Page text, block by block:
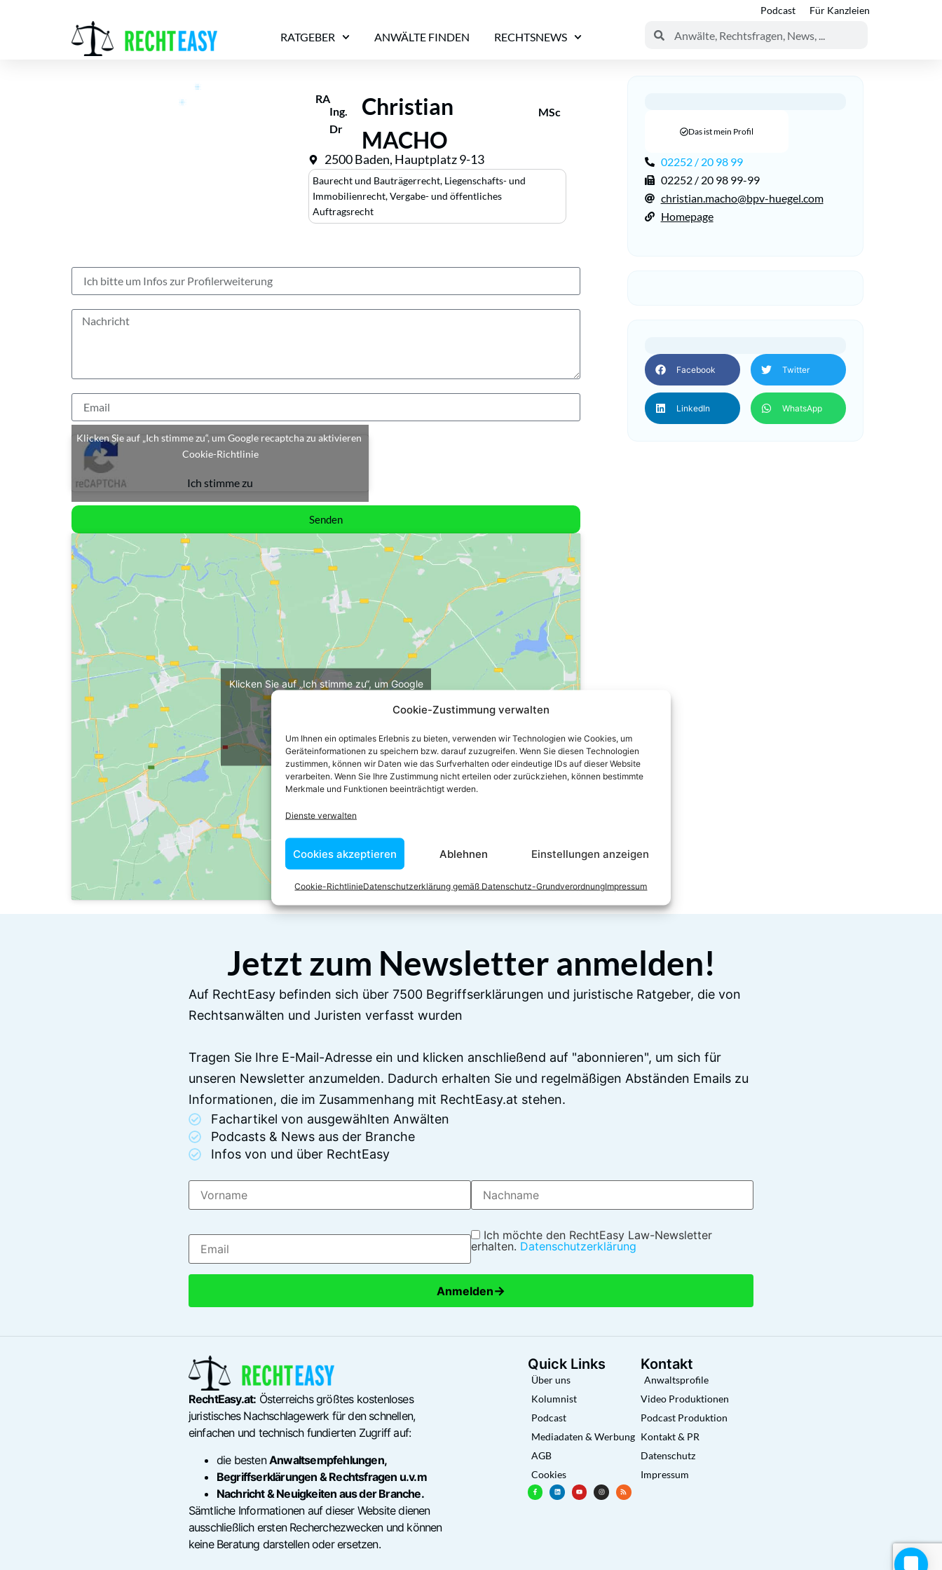
Cookie-Zustimmung verwalten
Um Ihnen ein optimales Erlebnis zu bieten, verwenden wir Technologien wie Cookies, um
Geräteinformationen zu speichern bzw. darauf zuzugreifen. Wenn Sie diesen Technologien
zustimmen, können wir Daten wie das Surfverhalten oder eindeutige IDs auf dieser Website
verarbeiten. Wenn Sie Ihre Zustimmung nicht erteilen oder zurückziehen, können bestimmte
Merkmale und Funktionen beeinträchtigt werden.
Dienste verwalten
Cookies akzeptieren Ablehnen Einstellungen anzeigen
Cookie-RichtlinieDatenschutzerklärung gemäß Datenschutz-GrundverordnungImpressum
Podcast Für Kanzleien
RATGEBER ANWÄLTE FINDEN RECHTSNEWS
RA
Ing.
Dr
Christian
MACHO
MSc
2500 Baden, Hauptplatz 9-13
Baurecht und Bauträgerrecht, Liegenschafts- und
Immobilienrecht,Vergabe- und öffentliches
Auftragsrecht
Klicken Sie auf „Ich stimme zu“, um Google recaptcha zu aktivieren
Cookie-Richtlinie
Ich stimme zu
Senden
Klicken Sie auf „Ich stimme zu“, um Google
Ich stimme zu
Das ist mein Profil
02252 / 20 98 99
02252 / 20 98 99-99
christian.macho@bpv-huegel.com
Homepage
Facebook Twitter
LinkedIn WhatsApp
Jetzt zum Newsletter anmelden!
Auf RechtEasy befinden sich über 7500 Begriffserklärungen und juristische Ratgeber, die von
Rechtsanwälten und Juristen verfasst wurden
Tragen Sie Ihre E-Mail-Adresse ein und klicken anschließend auf "abonnieren", um sich für
unseren Newsletter anzumelden. Dadurch erhalten Sie und regelmäßigen Abständen Emails zu
Informationen, die im Zusammenhang mit RechtEasy.at stehen.
Fachartikel von ausgewählten Anwälten
Podcasts & News aus der Branche
Infos von und über RechtEasy
Ich möchte den RechtEasy Law-Newsletter
erhalten. Datenschutzerklärung
Anmelden→
RechtEasy.at: Österreichs größtes kostenloses
juristisches Nachschlagewerk für den schnellen,
einfachen und technisch fundierten Zugriff auf:
die bestenAnwaltsempfehlungen,
Begriffserklärungen & Rechtsfragen u.v.m
Nachricht & Neuigkeiten aus der Branche.
Sämtliche Informationen auf dieser Website dienen
ausschließlich ersten Recherchezwecken und können
keine Beratung darstellen oder ersetzen.
Quick Links
Über uns
Kolumnist
Podcast
Mediadaten & Werbung
AGB
Cookies
Kontakt
Anwaltsprofile
Video Produktionen
Podcast Produktion
Kontakt & PR
Datenschutz
Impressum